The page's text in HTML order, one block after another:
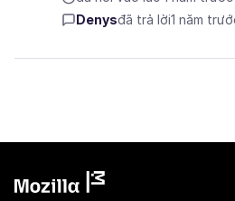
Denysđã trả lời1 năm